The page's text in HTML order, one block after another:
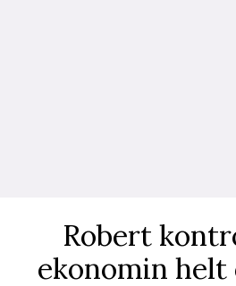
Robert
ekonomin helt